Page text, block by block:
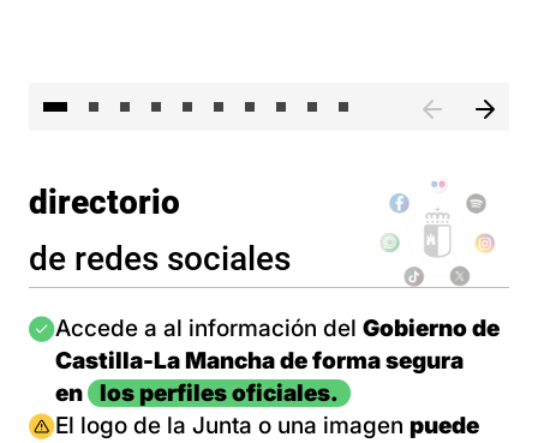
directorio
de redes sociales
Imagen
Accede a al información del Gobierno de
Castilla-La Mancha de forma segura
en
los perfiles oficiales.
Imagen
El logo de la Junta o una imagen puede